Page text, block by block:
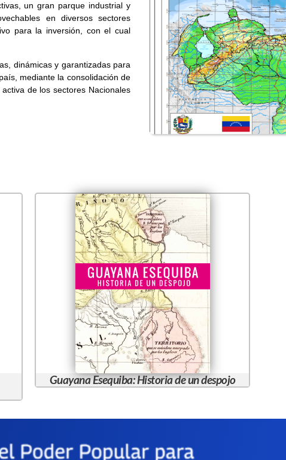
un gran parque industrial y
en diversos sectores
para la inversión, con el cual
dinámicas y garantizadas para
mediante la consolidación de
de los sectores Nacionales
Guayana Esequiba: Historia de un despojo